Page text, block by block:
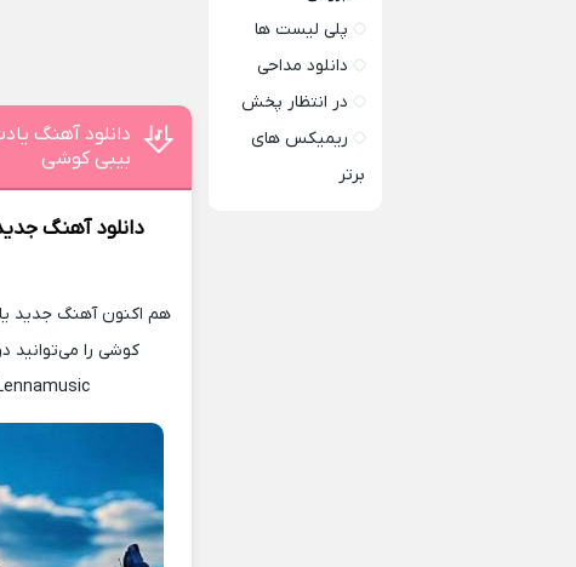
دانلود آهنگ
بیبی کوشی
دانلود آهنگ
هم اکنون آهنگ جدید
کوشی را می‌توانید
پلی لیست ها
دانلود مداحی
در انتظار پخش
ریمیکس های
برتر